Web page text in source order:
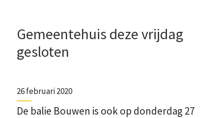
Gemeentehuis deze vrijdag
gesloten
26 februari 2020
De balie Bouwen is ook op donderdag 27